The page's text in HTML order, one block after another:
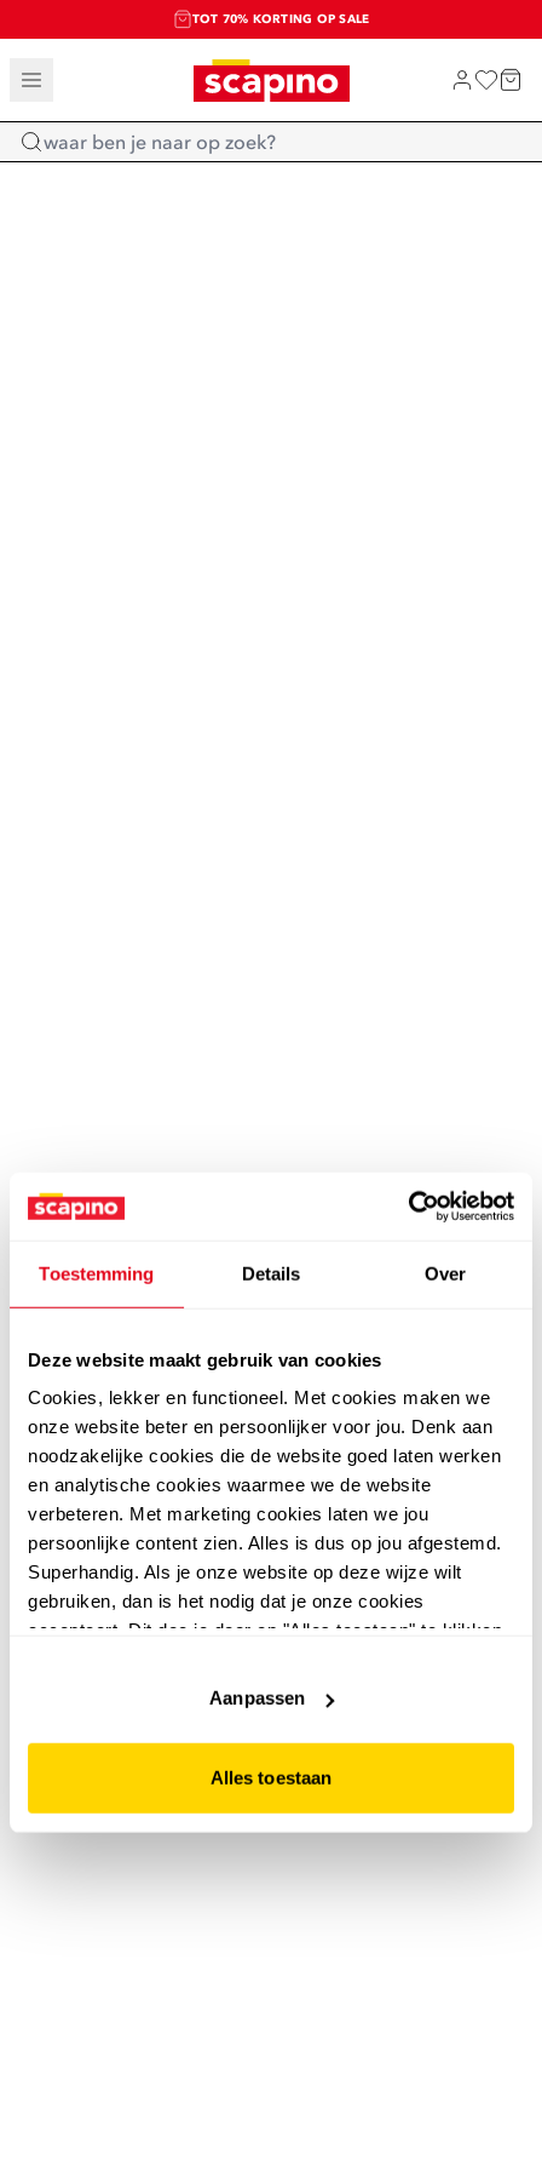
Toestemming Details Over
Deze website maakt gebruik van cookies
Cookies, lekker en functioneel. Met cookies maken we
onze website beter en persoonlijker voor jou. Denk aan
noodzakelijke cookies die de website goed laten werken
en analytische cookies waarmee we de website
verbeteren. Met marketing cookies laten we jou
persoonlijke content zien. Alles is dus op jou afgestemd.
Superhandig. Als je onze website op deze wijze wilt
gebruiken, dan is het nodig dat je onze cookies
accepteert. Dit doe je door op "Alles toestaan" te klikken.
website niet optimaal functioneert.
Aanpassen
Alles toestaan
TOT 70% KORTING OP SALE
SALE: LAATSTE KANS!
SHOP NIEUW
Home